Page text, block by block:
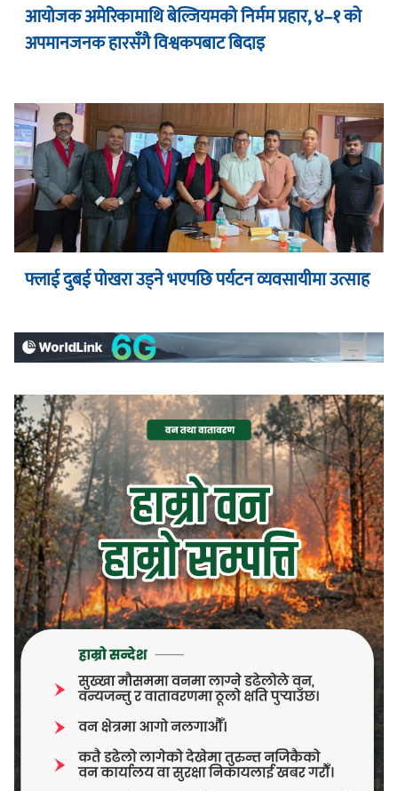
आयोजक अमेरिकामाथि बेल्जियमको निर्मम प्रहार, ४–१ को
अपमानजनक हारसँगै विश्वकपबाट बिदाइ
फ्लाई दुबई पोखरा उड्ने भएपछि पर्यटन व्यवसायीमा उत्साह